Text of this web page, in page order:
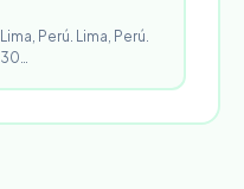
Perú. Lima, Perú.